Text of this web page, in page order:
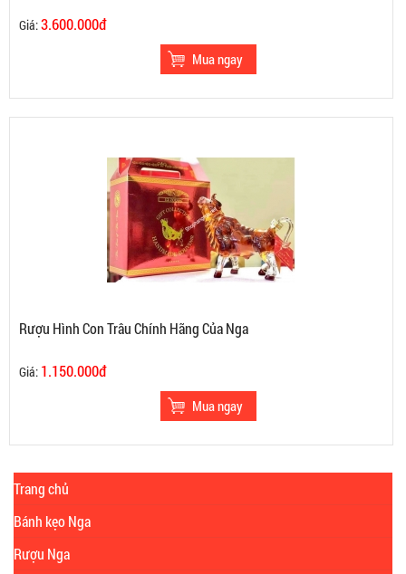
Giá:3.600.000đ
Rượu Hình Con Trâu Chính Hãng Của Nga
Giá: 1.150.000đ
Trang chủ
Bánh kẹo Nga
Rượu Nga